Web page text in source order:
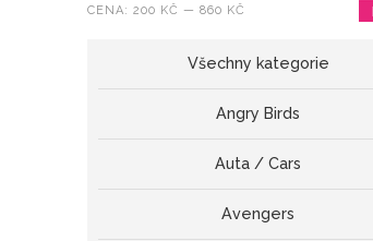
Minimální
Maximální
CENA:200 KČ —860 KČ
Všechny kategorie
Angry Birds
Auta / Cars
Avengers